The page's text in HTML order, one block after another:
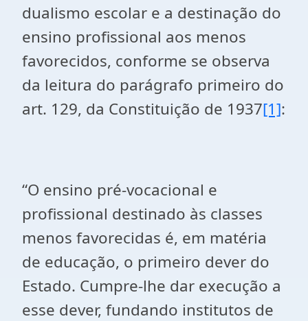
dualismo escolar e a destinação do
ensino profissional aos menos
favorecidos, conforme se observa
da leitura do parágrafo primeiro do
art. 129, da Constituição de 1937[1]:
“O ensino pré-vocacional e
profissional destinado às classes
menos favorecidas é, em matéria
de educação, o primeiro dever do
Estado. Cumpre-lhe dar execução a
esse dever, fundando institutos de